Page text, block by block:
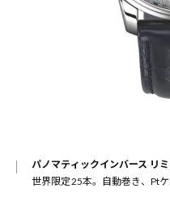
パノマティックインバース リ
世界限定25本。自動巻き、Pt